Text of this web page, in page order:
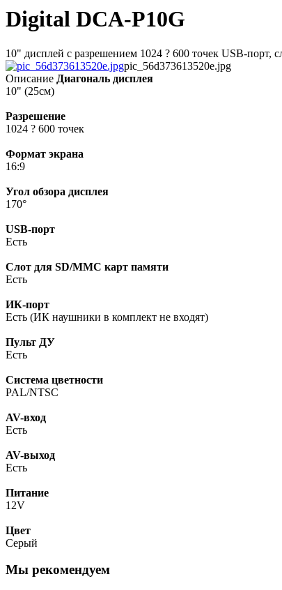
Digital DCA-P10G
10" дисплей с разрешением 1024 ? 600 точек USB-
pic_56d373613520e.jpg
Описание Диагональ дисплея
10" (25см)
Разрешение
1024 ? 600 точек
Формат экрана
16:9
Угол обзора дисплея
170°
USB-порт
Есть
Слот для SD/MMC карт памяти
Есть
ИК-порт
Есть (ИК наушники в комплект не входят)
Пульт ДУ
Есть
Система цветности
PAL/NTSC
AV-вход
Есть
AV-выход
Есть
Питание
12V
Цвет
Серый
Мы рекомендуем